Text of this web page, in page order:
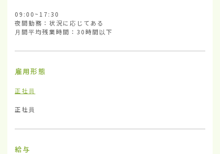
09:00~17:30
夜間勤務：状況に応じてある
月間平均残業時間：30時間以下
雇用形態
正社員
正社員
給与